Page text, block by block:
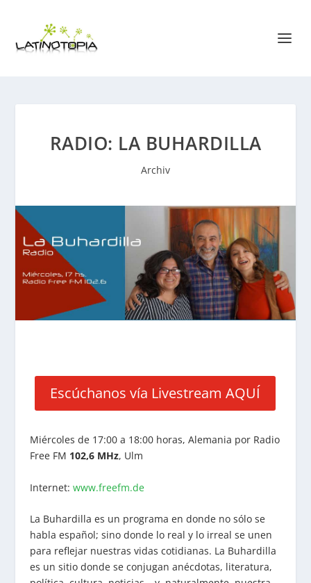
RADIO: LA BUHARDILLA
Archiv
Escúchanos vía Livestream AQUÍ
Miércoles de 17:00 a 18:00 horas, Alemania por Radio
Free FM 102,6 MHz, Ulm
Internet: www.freefm.de
La Buhardilla es un programa en donde no sólo se
habla español; sino donde lo real y lo irreal se unen
para reflejar nuestras vidas cotidianas. La Buhardilla
es un sitio donde se conjugan anécdotas, literatura,